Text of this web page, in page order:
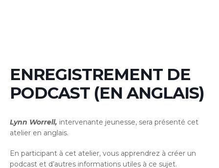
ENREGISTREMENT DE
PODCAST (EN ANGLAIS)
Lynn Worrell, intervenante jeunesse, sera présenté cet
atelier en anglais.
En participant à cet atelier, vous apprendrez à créer un
podcast et d’autres informations utiles à ce sujet.